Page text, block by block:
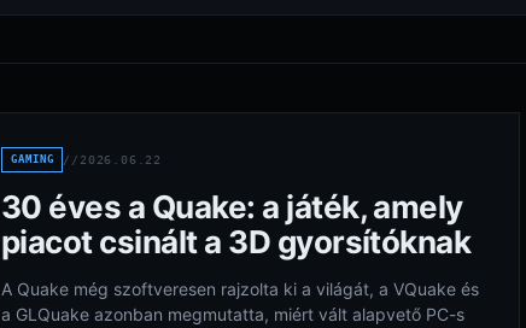
GAMING
// 2026.06.22
30 éves a Quake: a játék, amely
piacot csinált a 3D gyorsítóknak
A Quake még szoftveresen rajzolta ki a világát, a VQuake és
a GLQuake azonban megmutatta, miért vált alapvető PC-s